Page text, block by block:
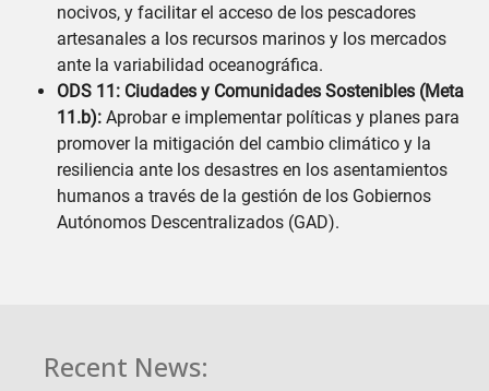
nocivos, y facilitar el acceso de los pescadores
artesanales a los recursos marinos y los mercados
ante la variabilidad oceanográfica.
ODS 11: Ciudades y Comunidades Sostenibles (Meta
11.b): Aprobar e implementar políticas y planes para
promover la mitigación del cambio climático y la
resiliencia ante los desastres en los asentamientos
humanos a través de la gestión de los Gobiernos
Autónomos Descentralizados (GAD).
Recent News: